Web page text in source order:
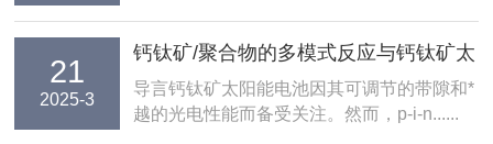
21
2025-3
钙钛矿/聚合物的多模式反应与钙钛矿太
阳能电池中的深能级陷阱的关联性
导言钙钛矿太阳能电池因其可调节的带隙和*
越的光电性能而备受关注。然而，p-i-n......